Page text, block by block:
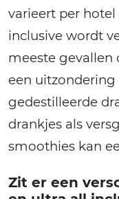
varieert per
inclusive wordt
meeste gevallen
een
gedestilleerde
drankjes als
smoothies kan
Zit er een